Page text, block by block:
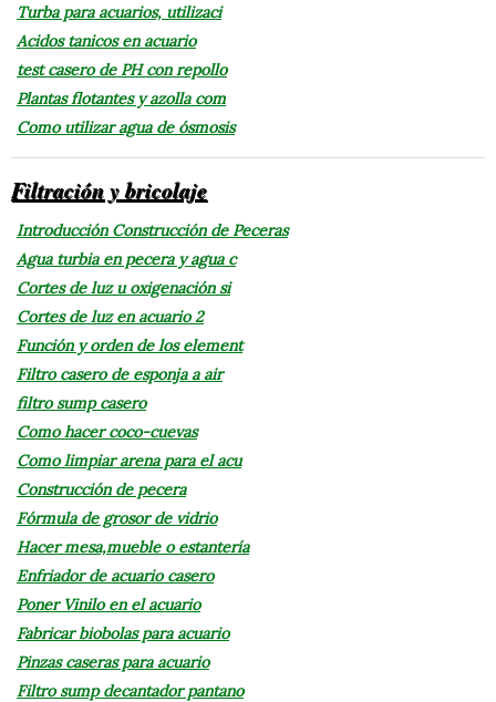
Turba para acuarios, utilizaci
Acidos tanicos en acuario
test casero de PH con repollo
Plantas flotantes y azolla com
Como utilizar agua de ósmosis
Filtración y bricolaje
Introducción Construcción de Peceras
Agua turbia en pecera y agua c
Cortes de luz u oxigenación si
Cortes de luz en acuario 2
Función y orden de los element
Filtro casero de esponja a air
filtro sump casero
Como hacer coco-cuevas
Como limpiar arena para el acu
Construcción de pecera
Fórmula de grosor de vidrio
Hacer mesa,mueble o estantería
Enfriador de acuario casero
Poner Vinilo en el acuario
Fabricar biobolas para acuario
Pinzas caseras para acuario
Filtro sump decantador pantano